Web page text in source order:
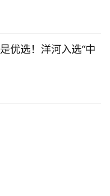
优选！洋河入选“中